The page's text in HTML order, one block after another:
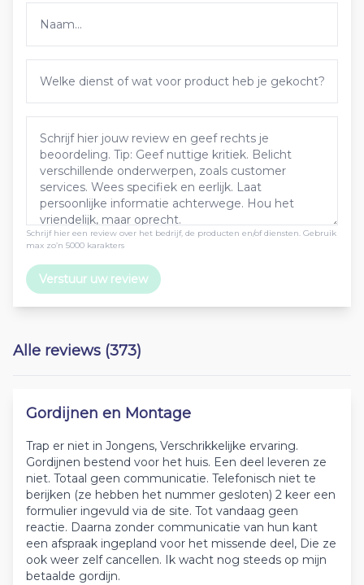
Schrijf hier een review over het bedrijf, de producten en/of diensten. Gebruik
max zo’n 5000 karakters
Verstuur uw review
Alle reviews (373)
Gordijnen en Montage
Trap er niet in Jongens, Verschrikkelijke ervaring.
Gordijnen bestend voor het huis. Een deel leveren ze
niet. Totaal geen communicatie. Telefonisch niet te
berijken (ze hebben het nummer gesloten) 2 keer een
formulier ingevuld via de site. Tot vandaag geen
reactie. Daarna zonder communicatie van hun kant
een afspraak ingepland voor het missende deel, Die ze
ook weer zelf cancellen. Ik wacht nog steeds op mijn
betaalde gordijn.